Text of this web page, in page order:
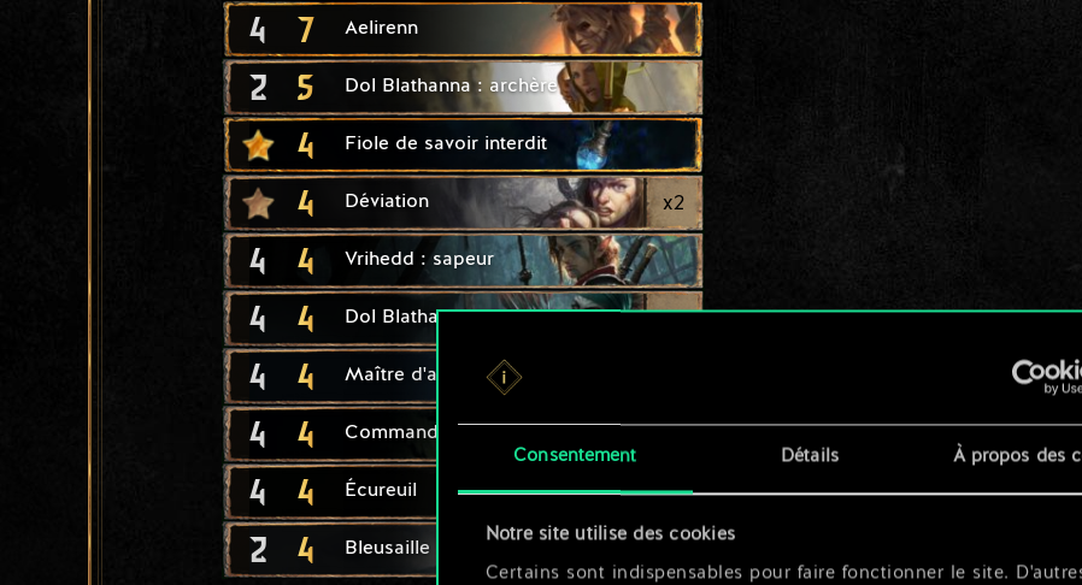
Consentement Détails À propos des
Notre site utilise des cookies
Certains sont indispensables pour faire fonctionner le site.
4 7 Aelirenn
2 5 Dol Blathanna : archère
4 Fiole de savoir interdit
4 Déviation x2
4 4 Vrihedd : sapeur
4 4 Dol Blathanna : tireuse x2
4 4 Maître d'armes elfe
4 4 Commando de Vernossiel
4 4 Écureuil
2 4 Bleusaille Scoia'tael